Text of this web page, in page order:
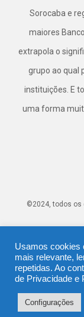
Sorocaba e
maiores
extrapola o
grupo ao qual
instituições. E
uma forma
©2024, todos os
Usamos cookies
mais relevante,
repetidas. Ao
de Privacidade e
Configurações